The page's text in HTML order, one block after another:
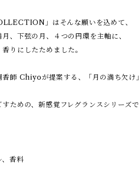
」はそんな願いを込めて、
、下弦の月、４つの円環を主軸に、
りにしたためました。
香師 Chiyoが提案する、「月の満ち欠け」
ための、新感覚フレグランスシリーズで
、香料